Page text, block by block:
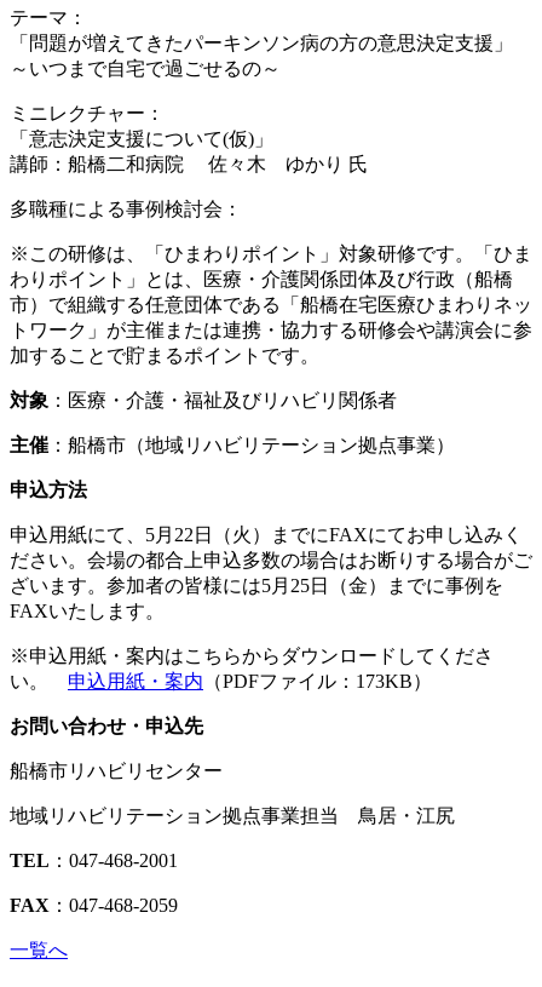
テーマ：
「問題が増えてきたパーキンソン病の方の意思決定支援」
～いつまで自宅で過ごせるの～
ミニレクチャー：
「意志決定支援について(仮)」
講師：船橋二和病院 佐々木 ゆかり 氏
多職種による事例検討会：
※この研修は、「ひまわりポイント」対象研修です。「ひま
わりポイント」とは、医療・介護関係団体及び行政（船橋
市）で組織する任意団体である「船橋在宅医療ひまわりネッ
トワーク」が主催または連携・協力する研修会や講演会に参
加することで貯まるポイントです。
対象 ：医療・介護・福祉及びリハビリ関係者
主催 ：船橋市（地域リハビリテーション拠点事業）
申込方法
申込用紙にて、5月22日（火）までにFAXにてお申し込みく
ださい。会場の都合上申込多数の場合はお断りする場合がご
ざいます。参加者の皆様には5月25日（金）までに事例を
FAXいたします。
※申込用紙・案内はこちらからダウンロードしてくださ
い。 申込用紙・案内 （PDFファイル：173KB）
お問い合わせ・申込先
船橋市リハビリセンター
地域リハビリテーション拠点事業担当 鳥居・江尻
TEL ：047-468-2001
FAX ：047-468-2059
一覧へ